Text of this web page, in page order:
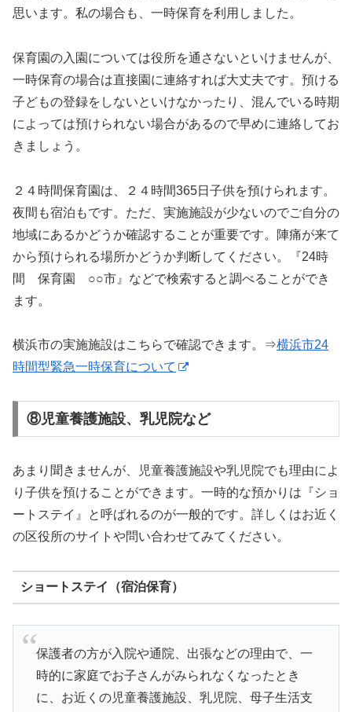
思います。私の場合も、一時保育を利用しました。
保育園の入園については役所を通さないといけませんが、
一時保育の場合は直接園に連絡すれば大丈夫です。預ける
子どもの登録をしないといけなかったり、混んでいる時期
によっては預けられない場合があるので早めに連絡してお
きましょう。
２４時間保育園は、２４時間365日子供を預けられます。
夜間も宿泊もです。ただ、実施施設が少ないのでご自分の
地域にあるかどうか確認することが重要です。陣痛が来て
から預けられる場所かどうか判断してください。『24時
間 保育園 ○○市』などで検索すると調べることができ
ます。
横浜市の実施施設はこちらで確認できます。⇒横浜市24
時間型緊急一時保育について
⑧児童養護施設、乳児院など
あまり聞きませんが、児童養護施設や乳児院でも理由によ
り子供を預けることができます。一時的な預かりは『ショ
ートステイ』と呼ばれるのが一般的です。詳しくはお近く
の区役所のサイトや問い合わせてみてください。
ショートステイ（宿泊保育）
保護者の方が入院や通院、出張などの理由で、一
時的に家庭でお子さんがみられなくなったとき
に、お近くの児童養護施設、乳児院、母子生活支